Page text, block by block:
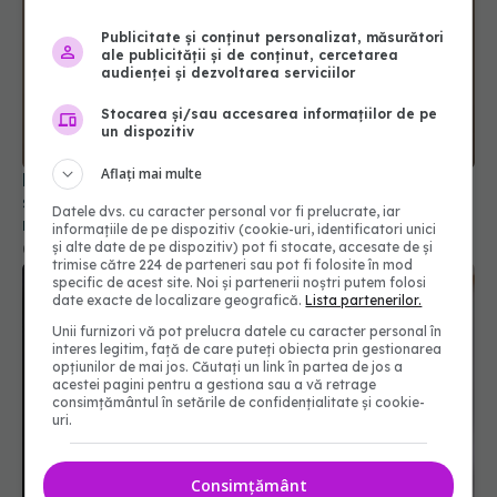
De ce apar cearcănele sub ochi și ce poți face să
scapi de ele. Remedii și tratamente care îți
revitalizează tenul din zona ochilor
un medic pentru un posibil test de sânge. Ce
deficiențe de vitamine pot agrava această
Publicitate și conținut personalizat, măsurători
ale publicității și de conținut, cercetarea
audienței și dezvoltarea serviciilor
Stocarea și/sau accesarea informațiilor de pe
un dispozitiv
Aflați mai multe
Datele dvs. cu caracter personal vor fi prelucrate, iar
informațiile de pe dispozitiv (cookie-uri, identificatori unici
și alte date de pe dispozitiv) pot fi stocate, accesate de și
trimise către 224 de parteneri sau pot fi folosite în mod
specific de acest site. Noi și partenerii noștri putem folosi
date exacte de localizare geografică.Lista partenerilor.
Unii furnizori vă pot prelucra datele cu caracter personal în
interes legitim, față de care puteți obiecta prin gestionarea
opțiunilor de mai jos. Căutați un link în partea de jos a
acestei pagini pentru a gestiona sau a vă retrage
consimțământul în setările de confidențialitate și cookie-
uri.
Consimțământ